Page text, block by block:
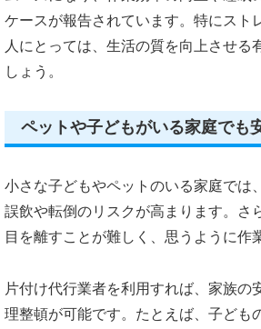
ケースが報告されています。特にスト
人にとっては、生活の質を向上させる
しょう。
ペットや子どもがいる家庭でも
小さな子どもやペットのいる家庭では
誤飲や転倒のリスクが高まります。さ
目を離すことが難しく、思うように作
片付け代行業者を利用すれば、家族の
理整頓が可能です。たとえば、子ども